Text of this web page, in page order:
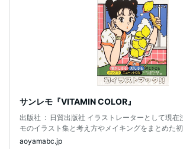
サンレモ『VITAMIN COLOR』
出版社 ‏ : ‎ 日貿出版社 イラストレーターとして現在注目を集めるサンレ
モのイラスト集と考え方やメイキングをまとめた初
aoyamabc.jp